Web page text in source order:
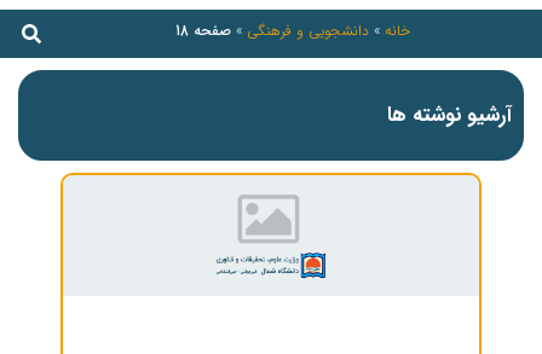
خانه »دانشجویی و فرهنگی »صفحه 18
آرشیو نوشته ها